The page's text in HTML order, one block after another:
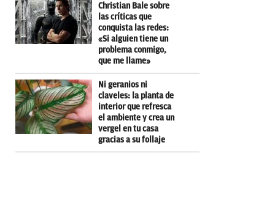
Christian Bale sobre
las críticas que
conquista las redes:
«Si alguien tiene un
problema conmigo,
que me llame»
Ni geranios ni
claveles: la planta de
interior que refresca
el ambiente y crea un
vergel en tu casa
gracias a su follaje